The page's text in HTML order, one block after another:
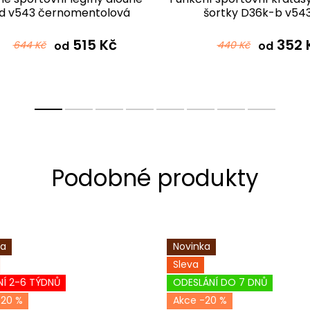
v543 černomentolová
644 Kč od515 Kč
šortky D36k-b
440 Kč od352
2-6 TÝDNŮ
%
Novinka
Sleva
ODESLÁNÍ DO 7 DNŮ
-20 %